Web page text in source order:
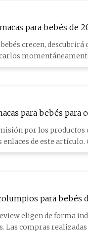
para bebés de
crecen, descubrirá
para bebés para
por los productos
de este artículo. Calme a su
para bebés
eligen de forma